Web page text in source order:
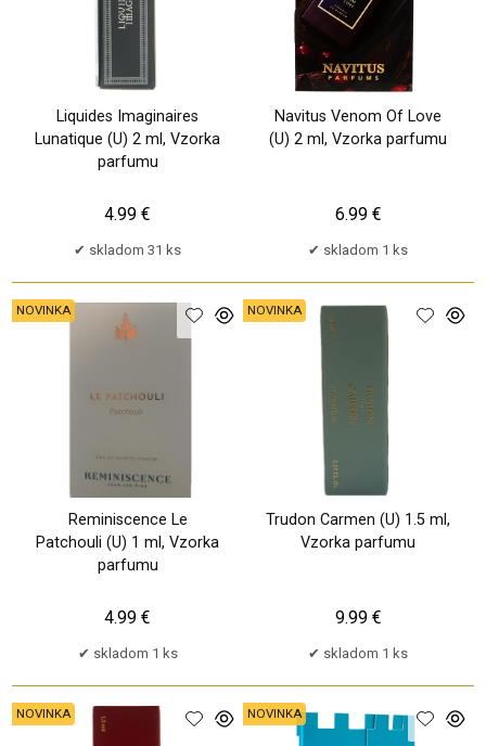
Liquides Imaginaires
Lunatique (U) 2 ml, Vzorka
parfumu
skladom 31 ks
4.99 €
Navitus Venom Of Love
(U) 2 ml, Vzorka parfumu
skladom 1 ks
6.99 €
Reminiscence Le
Patchouli (U) 1 ml, Vzorka
parfumu
NOVINKA
skladom 1 ks
4.99 €
Trudon Carmen (U) 1.5 ml,
Vzorka parfumu
NOVINKA
skladom 1 ks
9.99 €
NOVINKA NOVINKA